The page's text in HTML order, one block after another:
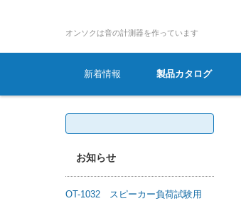
オンソクは音の計測器を作っています
コンテンツに移動
新着情報
製品カタログ
検
お知らせ
OT-1032 スピーカー負荷試験用